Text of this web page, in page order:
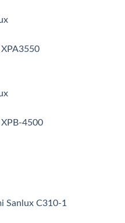
4500
Sanlux C310-1